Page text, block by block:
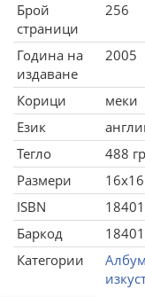
Брой
страници
256
Година на
издаване
2005
Корици
меки
Език
Тегло
488
Размери
16x16
ISBN
Баркод
Категории